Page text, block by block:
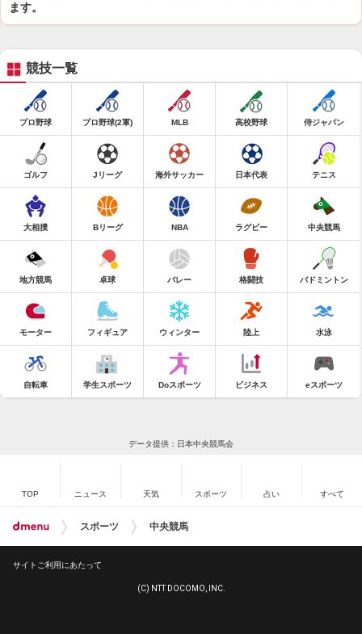
ます。
競技一覧
プロ野球 プロ野球(2軍) MLB 高校野球 侍ジャパン
ゴルフ Jリーグ 海外サッカー 日本代表 テニス
大相撲 Bリーグ NBA ラグビー 中央競馬
地方競馬 卓球 バレー 格闘技 バドミントン
モーター フィギュア ウィンター 陸上 水泳
自転車 学生スポーツ Doスポーツ ビジネス eスポーツ
データ提供：日本中央競馬会
TOP ニュース 天気 スポーツ 占い すべて
スポーツ 中央競馬
サイトご利用にあたって
(C) NTT DOCOMO, INC.